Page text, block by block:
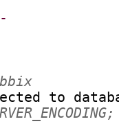
to